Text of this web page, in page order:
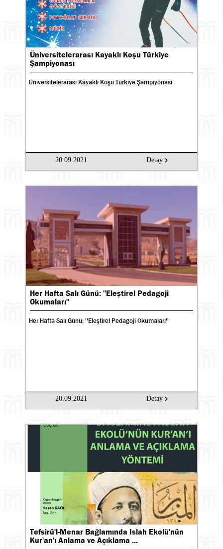
Üniversitelerarası Kayaklı Koşu Türkiye
Şampiyonası
Üniversitelerarası Kayaklı Koşu Türkiye Şampiyonası
20.09.2021 Detay
Her Hafta Salı Günü: ''Eleştirel Pedagoji
Okumaları''
Her Hafta Salı Günü: ''Eleştirel Pedagoji Okumaları''
20.09.2021 Detay
Tefsirü'l-Menar Bağlamında Islah Ekolü'nün
Kur'an'ı Anlama ve Açıklama ...